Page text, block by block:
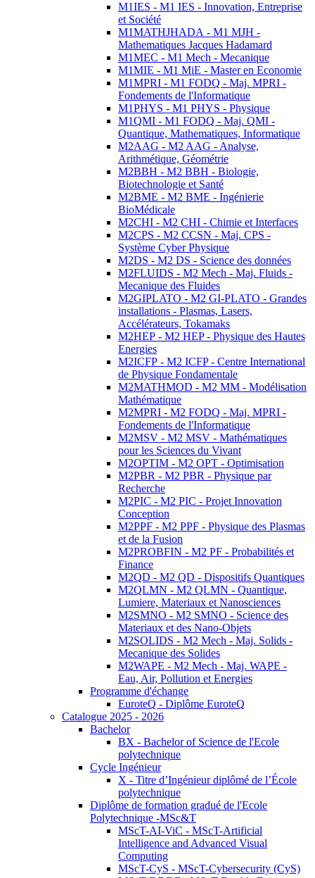
M1IES - M1 IES - Innovation, Entreprise
et Société
M1MATHJHADA - M1 MJH -
Mathematiques Jacques Hadamard
M1MEC - M1 Mech - Mecanique
M1MIE - M1 MiE - Master en Economie
M1MPRI - M1 FODQ - Maj. MPRI -
Fondements de l'Informatique
M1PHYS - M1 PHYS - Physique
M1QMI - M1 FODQ - Maj. QMI -
Quantique, Mathematiques, Informatique
M2AAG - M2 AAG - Analyse,
Arithmétique, Géométrie
M2BBH - M2 BBH - Biologie,
Biotechnologie et Santé
M2BME - M2 BME - Ingénierie
BioMédicale
M2CHI - M2 CHI - Chimie et Interfaces
M2CPS - M2 CCSN - Maj. CPS -
Système Cyber Physique
M2DS - M2 DS - Science des données
M2FLUIDS - M2 Mech - Maj. Fluids -
Mecanique des Fluides
M2GIPLATO - M2 GI-PLATO - Grandes
installations - Plasmas, Lasers,
Accélérateurs, Tokamaks
M2HEP - M2 HEP - Physique des Hautes
Energies
M2ICFP - M2 ICFP - Centre International
de Physique Fondamentale
M2MATHMOD - M2 MM - Modélisation
Mathématique
M2MPRI - M2 FODQ - Maj. MPRI -
Fondements de l'Informatique
M2MSV - M2 MSV - Mathématiques
pour les Sciences du Vivant
M2OPTIM - M2 OPT - Optimisation
M2PBR - M2 PBR - Physique par
Recherche
M2PIC - M2 PIC - Projet Innovation
Conception
M2PPF - M2 PPF - Physique des Plasmas
et de la Fusion
M2PROBFIN - M2 PF - Probabilités et
Finance
M2QD - M2 QD - Dispositifs Quantiques
M2QLMN - M2 QLMN - Quantique,
Lumiere, Materiaux et Nanosciences
M2SMNO - M2 SMNO - Science des
Materiaux et des Nano-Objets
M2SOLIDS - M2 Mech - Maj. Solids -
Mecanique des Solides
M2WAPE - M2 Mech - Maj. WAPE -
Eau, Air, Pollution et Energies
Programme d'échange
EuroteQ - Diplôme EuroteQ
Catalogue 2025 - 2026
Bachelor
BX - Bachelor of Science de l'Ecole
polytechnique
Cycle Ingénieur
X - Titre d’Ingénieur diplômé de l’École
polytechnique
Diplôme de formation gradué de l'Ecole
Polytechnique -MSc&T
MScT-AI-ViC - MScT-Artificial
Intelligence and Advanced Visual
Computing
MScT-CyS - MScT-Cybersecurity (CyS)